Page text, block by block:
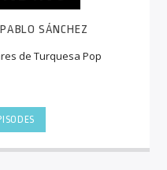
SÁNCHEZ
de Turquesa Pop